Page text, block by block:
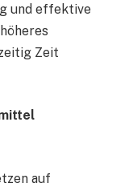
und effektive
Zeit
auf